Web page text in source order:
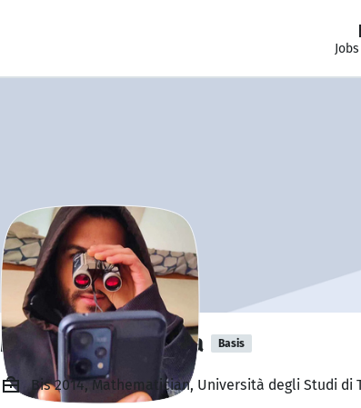
Michele Fioravera Basis
Bis 2014, Mathematician, Università degli Studi di